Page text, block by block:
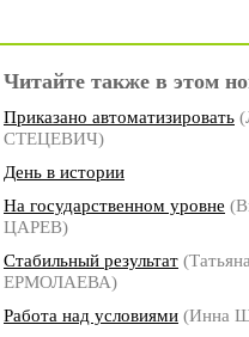
Читайте также в этом
Приказано автоматизировать
СТЕЦЕВИЧ)
День в истории
На государственном уровне
ЦАРЕВ)
Стабильный результат
ЕРМОЛАЕВА)
Работа над условиями (Инна